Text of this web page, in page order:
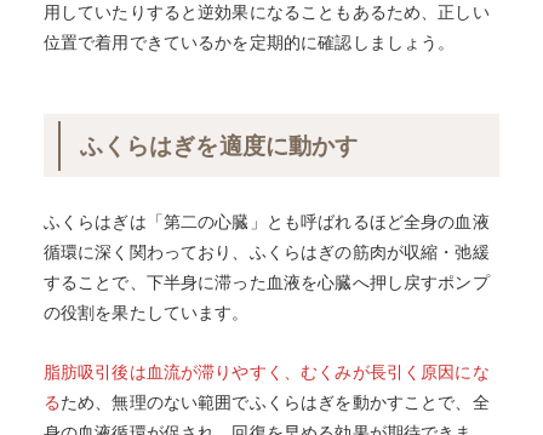
用していたりすると逆効果になることもあるため、正しい
位置で着用できているかを定期的に確認しましょう。
ふくらはぎを適度に動かす
ふくらはぎは「第二の心臓」とも呼ばれるほど全身の血液
循環に深く関わっており、ふくらはぎの筋肉が収縮・弛緩
することで、下半身に滞った血液を心臓へ押し戻すポンプ
の役割を果たしています。
脂肪吸引後は血流が滞りやすく、むくみが長引く原因にな
るため、無理のない範囲でふくらはぎを動かすことで、全